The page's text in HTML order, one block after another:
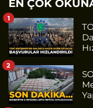
EN ÇOK
1
2